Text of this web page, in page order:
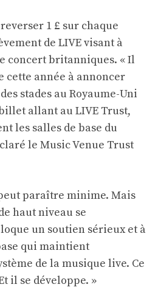
1 £ sur chaque
de LIVE visant à
concert britanniques. « Il
cette année à annoncer
stades au Royaume-Uni
allant au LIVE Trust,
les salles de base du
le Music Venue Trust
paraître minime. Mais
haut niveau se
un soutien sérieux et à
qui maintient
de la musique live. Ce
il se développe. »